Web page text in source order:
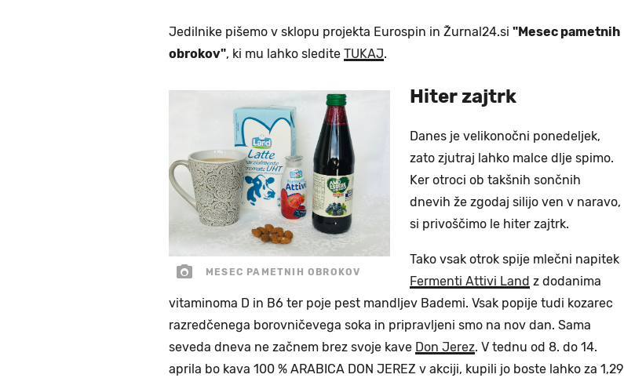
Jedilnike pišemo v sklopu projekta Eurospin in Žurnal24.si "Mesec pametnih
obrokov", ki mu lahko sledite TUKAJ.
MESEC PAMETNIH OBROKOV
Hiter zajtrk
Danes je velikonočni ponedeljek,
zato zjutraj lahko malce dlje spimo.
Ker otroci ob takšnih sončnih
dnevih že zgodaj silijo ven v naravo,
si privoščimo le hiter zajtrk.
Tako vsak otrok spije mlečni napitek
Fermenti Attivi Land z dodanima
vitaminoma D in B6 ter poje pest mandljev Bademi. Vsak popije tudi kozarec
razredčenega borovničevega soka in pripravljeni smo na nov dan. Sama
seveda dneva ne začnem brez svoje kave Don Jerez. V tednu od 8. do 14.
aprila bo kava 100 % ARABICA DON JEREZ v akciji, kupili jo boste lahko za 1,29